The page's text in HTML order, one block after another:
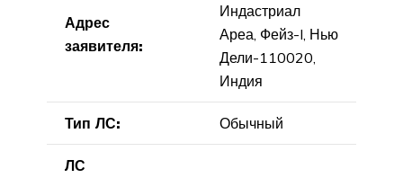
Адрес
заявителя:
Индастриал
Ареа, Фейз-I, Нью
Дели-110020,
Индия
Тип ЛС: Обычный
ЛС